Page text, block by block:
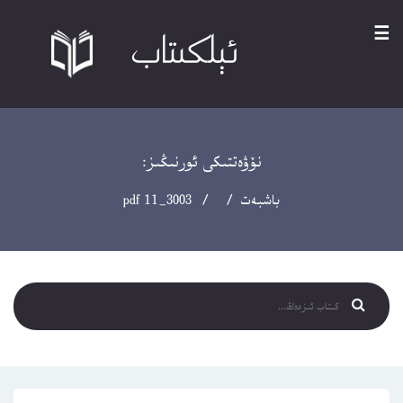
☰
نۆۋەتتىكى ئورنىڭىز:
باشبەت / / 3003_11 pdf